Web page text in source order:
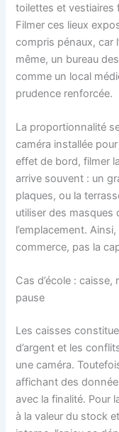
toilettes et vestiaires
Filmer ces lieux
compris pénaux, car
même, un bureau
comme un local
prudence renforcée.
La proportionnalité
caméra installée
effet de bord, filmer
arrive souvent : un
plaques, ou la
utiliser des masques
l’emplacement.
commerce, pas la
Cas d’école :
pause
Les caisses
d’argent et les
une caméra.
affichant des
avec la finalité. Pour
à la valeur du stock